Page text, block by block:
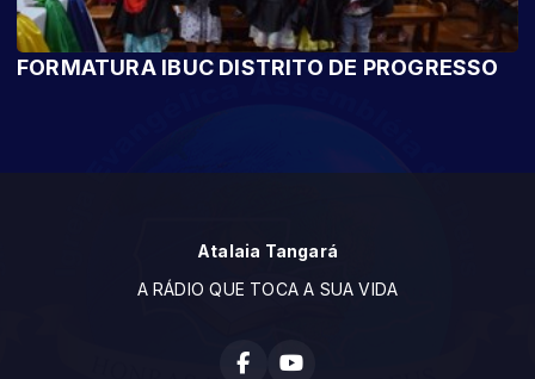
FORMATURA IBUC DISTRITO DE PROGRESSO
Atalaia Tangará
A RÁDIO QUE TOCA A SUA VIDA